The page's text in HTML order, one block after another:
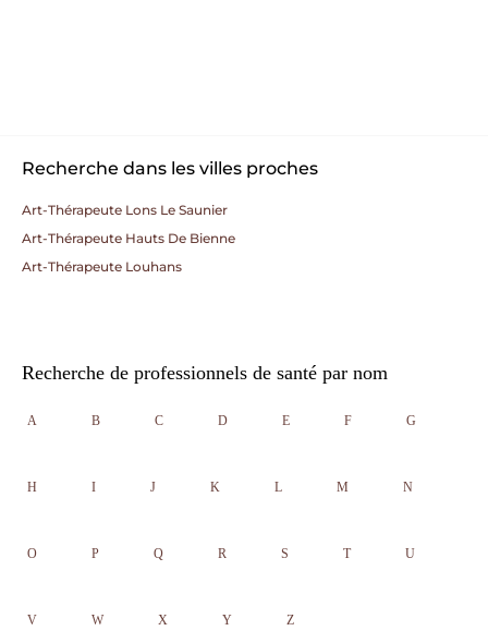
Recherche dans les villes proches
Art-Thérapeute Lons Le Saunier
Art-Thérapeute Hauts De Bienne
Art-Thérapeute Louhans
Recherche de professionnels de santé par nom
A B C D E F G
H I J K L M N
O P Q R S T U
V W X Y Z